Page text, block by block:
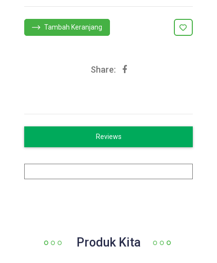
Tambah Keranjang
Share:
Reviews
Produk Kita